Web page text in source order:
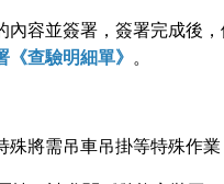
容並簽署，簽署完成後
查驗明細單》 。
將需吊車吊掛等特殊作